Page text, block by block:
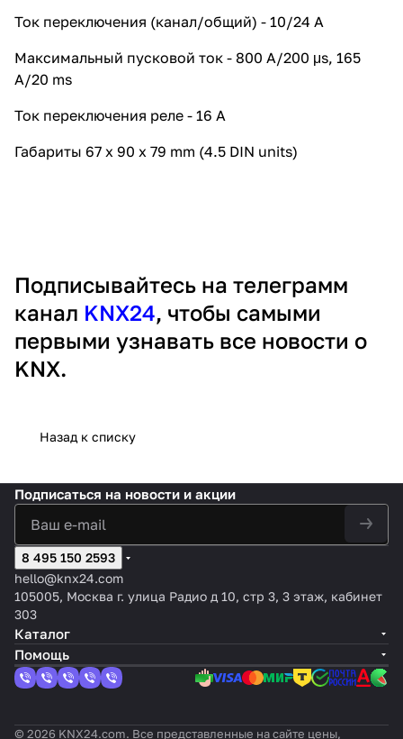
Ток переключения (канал/общий) - 10/24 А
Максимальный пусковой ток - 800 A/200 μs, 165
A/20 ms
Ток переключения реле - 16 А
Габариты 67 x 90 x 79 mm (4.5 DIN units)
Подписывайтесь на телеграмм
канал KNX24, чтобы самыми
первыми узнавать все новости о
KNX.
Назад к списку
Подписаться на новости и акции
8 495 150 2593
hello@knx24.com
105005, Москва г. улица Радио д 10, стр 3, 3 этаж, кабинет
303
Каталог
Помощь
© 2026 KNX24.com. Все представленные на сайте цены,